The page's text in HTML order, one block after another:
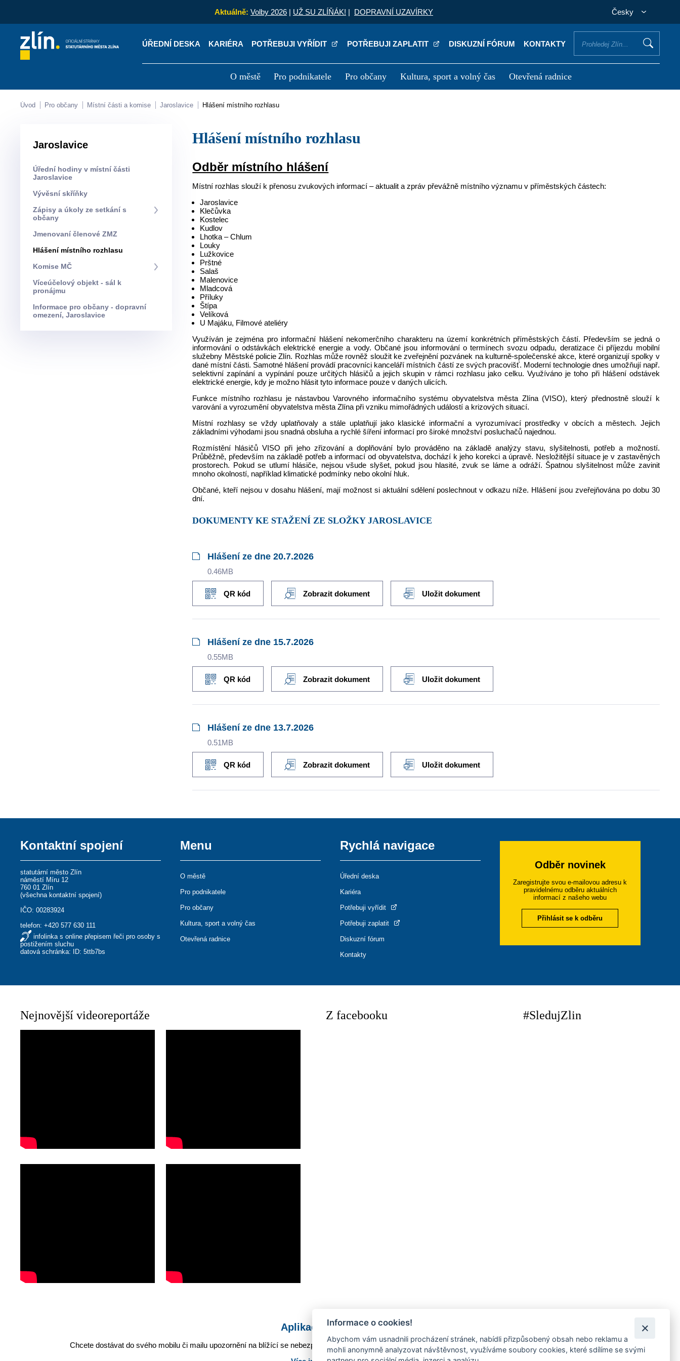
Aktuálně: Volby 2026 | UŽ SU ZLÍŇÁK! | DOPRAVNÍ UZAVÍRKY Česky
ÚŘEDNÍ DESKA KARIÉRA POTŘEBUJI VYŘÍDIT POTŘEBUJI ZAPLATIT DISKUZNÍ FÓRUM KONTAKTY
O městě Pro podnikatele Pro občany Kultura, sport a volný čas Otevřená radnice
Kontakty Úřední deska
Úvod Pro občany Místní části a komise Jaroslavice Hlášení místního rozhlasu
Jaroslavice
Úřední hodiny v místní části
Jaroslavice
Vývěsní skříňky
Zápisy a úkoly ze setkání s
občany
Jmenovaní členové ZMZ
Hlášení místního rozhlasu
Komise MČ
Víceúčelový objekt - sál k
pronájmu
Informace pro občany - dopravní
omezení, Jaroslavice
Hlášení místního rozhlasu
Odběr místního hlášení
Místní rozhlas slouží k přenosu zvukových informací – aktualit a zpráv převážně místního významu v příměstských částech:
Jaroslavice
Klečůvka
Kostelec
Kudlov
Lhotka – Chlum
Louky
Lužkovice
Prštné
Salaš
Malenovice
Mladcová
Příluky
Štípa
Velíková
U Majáku, Filmové ateliéry
Využíván je zejména pro informační hlášení nekomerčního charakteru na území konkrétních příměstských částí. Především se jedná o
informování o odstávkách elektrické energie a vody. Občané jsou informování o termínech svozu odpadu, deratizace či příjezdu mobilní
služebny Městské policie Zlín. Rozhlas může rovněž sloužit ke zveřejnění pozvánek na kulturně-společenské akce, které organizují spolky v
dané místní části. Samotné hlášení provádí pracovníci kanceláří místních částí ze svých pracovišť. Moderní technologie dnes umožňují např.
selektivní zapínání a vypínání pouze určitých hlásičů a jejich skupin v rámci rozhlasu jako celku. Využíváno je toho při hlášení odstávek
elektrické energie, kdy je možno hlásit tyto informace pouze v daných ulicích.
Funkce místního rozhlasu je nástavbou Varovného informačního systému obyvatelstva města Zlína (VISO), který přednostně slouží k
varování a vyrozumění obyvatelstva města Zlína při vzniku mimořádných událostí a krizových situací.
Místní rozhlasy se vždy uplatňovaly a stále uplatňují jako klasické informační a vyrozumívací prostředky v obcích a městech. Jejich
základními výhodami jsou snadná obsluha a rychlé šíření informací pro široké množství posluchačů najednou.
Rozmístění hlásičů VISO při jeho zřizování a doplňování bylo prováděno na základě analýzy stavu, slyšitelnosti, potřeb a možností.
Průběžně, především na základě potřeb a informací od obyvatelstva, dochází k jeho korekci a úpravě. Nesložitější situace je v zastavěných
prostorech. Pokud se utlumí hlásiče, nejsou všude slyšet, pokud jsou hlasité, zvuk se láme a odráží. Špatnou slyšitelnost může zavinit
mnoho okolností, například klimatické podmínky nebo okolní hluk.
Občané, kteří nejsou v dosahu hlášení, mají možnost si aktuální sdělení poslechnout v odkazu níže. Hlášení jsou zveřejňována po dobu 30
dní.
DOKUMENTY KE STAŽENÍ ZE SLOŽKY JAROSLAVICE
Hlášení ze dne 20.7.2026
0.46MB
QR kód Zobrazit dokument Uložit dokument
Hlášení ze dne 15.7.2026
0.55MB
QR kód Zobrazit dokument Uložit dokument
Hlášení ze dne 13.7.2026
0.51MB
QR kód Zobrazit dokument Uložit dokument
Kontaktní spojení
statutární město Zlín
náměstí Míru 12
760 01 Zlín
(všechna kontaktní spojení)
IČO: 00283924
telefon:+420 577 630 111
infolinka s online přepisem řeči pro osoby s
postižením sluchu
datová schránka: ID: 5ttb7bs
Menu
O městě
Pro podnikatele
Pro občany
Kultura, sport a volný čas
Otevřená radnice
Rychlá navigace
Úřední deska
Kariéra
Potřebuji vyřídit
Potřebuji zaplatit
Diskuzní fórum
Kontakty
Odběr novinek
Zaregistrujte svou e-mailovou adresu k
pravidelnému odběru aktuálních
informací z našeho webu
Přihlásit se k odběru
Nejnovější videoreportáže Z facebooku #SledujZlin
Aplikace Mobilní rozhlas
Chcete dostávat do svého mobilu či mailu upozornění na blížící se nebezpečí, odstávky, poruchy a výpadky energií, ankety, pozvánky na kulturní a sportovní akce?
Informace o cookies!
Abychom vám usnadnili procházení stránek, nabídli přizpůsobený obsah nebo reklamu a
mohli anonymně analyzovat návštěvnost, využíváme soubory cookies, které sdílíme se svými